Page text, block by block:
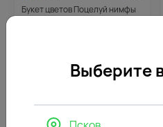
Букет цветов Поцелуй нимфы
Выберите